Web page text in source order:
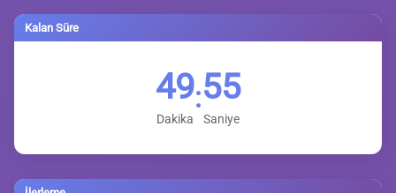
Kalan Süre
49
Dakika
:54
Saniye